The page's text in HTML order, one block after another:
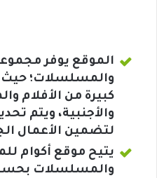
الموقع يوفر
والمسلسلات؛
كبيرة من الأفلام
والأجنبية، ويتم
لتضمين الأعمال
يتيح موقع أكوام
والمسلسلات